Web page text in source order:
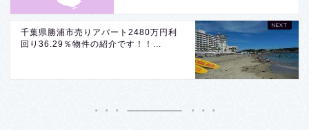
千葉県勝浦市売りアパート2480万円利
回り36.29％物件の紹介です！！...